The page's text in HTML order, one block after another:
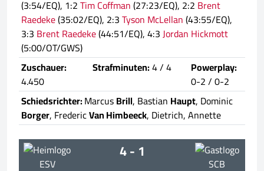
(3:54/EQ), 1:2Tim Coffman(27:23/EQ), 2:2 Brent
Raedeke(35:02/EQ), 2:3Tyson McLellan(43:55/EQ),
3:3 Brent Raedeke(44:51/EQ), 4:3Jordan Hickmott
(5:00/OT/GWS)
Zuschauer:
4.450
Strafminuten:4 / 4
Powerplay:
0-2 / 0-2
Schiedsrichter:MarcusBrill, Bastian Haupt, Dominic
Borger, FredericVan Himbeeck, Dietrich, Annette
ESV
4 - 1
SCB